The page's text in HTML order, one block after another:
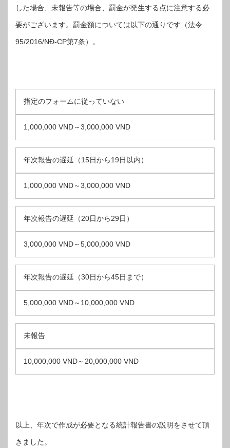
した場合、未報告等の場合、罰金が発生する点に注意する必
要がございます。罰金額については以下の通りです（法令
95/2016/NĐ-CP第7条）。
指定のフォームに従っていない
1,000,000 VND～3,000,000 VND
年次報告の遅延（15日から19日以内）
1,000,000 VND～3,000,000 VND
年次報告の遅延（20日から29日）
3,000,000 VND～5,000,000 VND
年次報告の遅延（30日から45日まで）
5,000,000 VND～10,000,000 VND
未報告
10,000,000 VND～20,000,000 VND
以上、年次で作成が必要となる統計報告書の説明をさせて頂
きました。